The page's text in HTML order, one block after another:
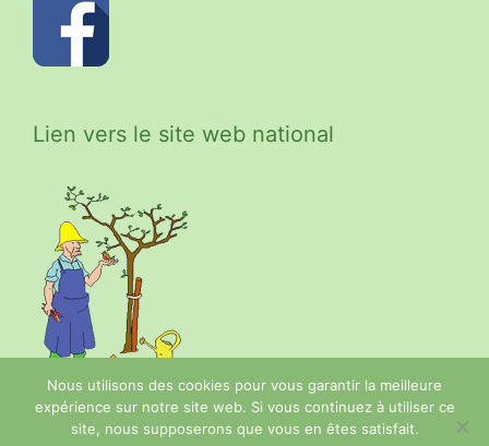
Lien vers le site web national
Nous utilisons des cookies pour vous garantir la meilleure
expérience sur notre site web. Si vous continuez à utiliser ce
site, nous supposerons que vous en êtes satisfait.